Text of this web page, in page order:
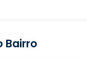
Bairro